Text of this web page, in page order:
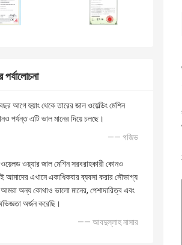
পর্যালোচনা
আগে হুয়াং থেকে তারের জাল ওয়েল্ডিং মেশিন
পর্যন্ত এটি ভাল মানের দিয়ে চলছে।
—— গজিভ
ওয়েলড ওয়্যার জাল মেশিন সরবরাহকারী কোনও
আমাদের এখানে একাধিকবার ব্যবসা করার সৌভাগ্য
অন্য কোথাও ভালো মানের, পেশাদারিত্ব এবং
অর্জন করেছি।
—— আবদুল্লাহ নাসার